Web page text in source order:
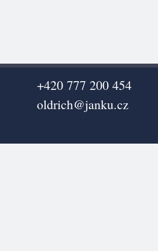
+420 777 200 454
oldrich@janku.cz